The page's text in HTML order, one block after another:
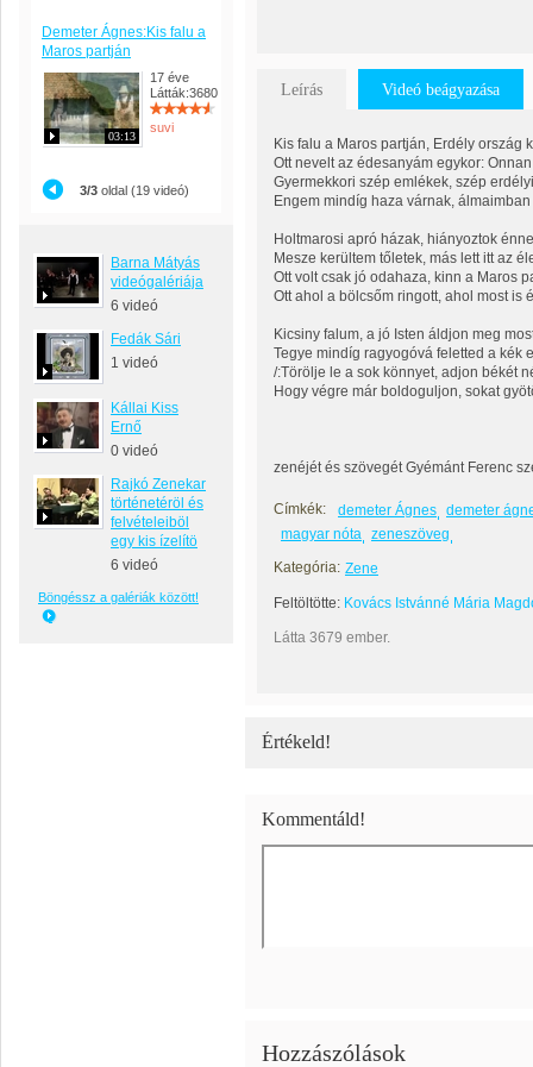
Demeter Ágnes:Kis falu a
Maros partján
03:13
17 éve
Látták:3680
suvi
3/3 oldal (19 videó)
Barna Mátyás
videógalériája
6 videó
Fedák Sári
1 videó
Kállai Kiss
Ernő
0 videó
Rajkó Zenekar
történetéröl és
felvételeiböl
egy kis ízelítö
6 videó
Böngéssz a galériák között!
Leírás Videó beágyazása
Kis falu a Maros partján, Erdély ország
Ott nevelt az édesanyám egykor:
Gyermekkori szép emlékek, szép
Engem mindíg haza várnak,
Holtmarosi apró házak, hiányoztok
Mesze kerültem tőletek, más lett itt az
Ott volt csak jó odahaza, kinn a Maros
Ott ahol a bölcsőm ringott, ahol most is
Kicsiny falum, a jó Isten áldjon meg
Tegye mindíg ragyogóvá feletted a kék
/:Törölje le a sok könnyet, adjon békét
Hogy végre már boldoguljon, sokat
zenéjét és szövegét Gyémánt Ferenc
Címkék: demeter Ágnes demeter
magyar nóta zeneszöveg
Kategória: Zene
Feltöltötte: Kovács Istvánné Mária
Látta 3679 ember.
Értékeld!
Kommentáld!
Hozzászólások